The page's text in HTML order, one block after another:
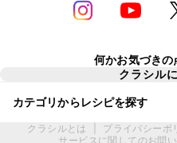
何かお気づきの
クラシル
カテゴリからレシピを探す
クラシルとは プライバシーポ
サービスに関してのお問